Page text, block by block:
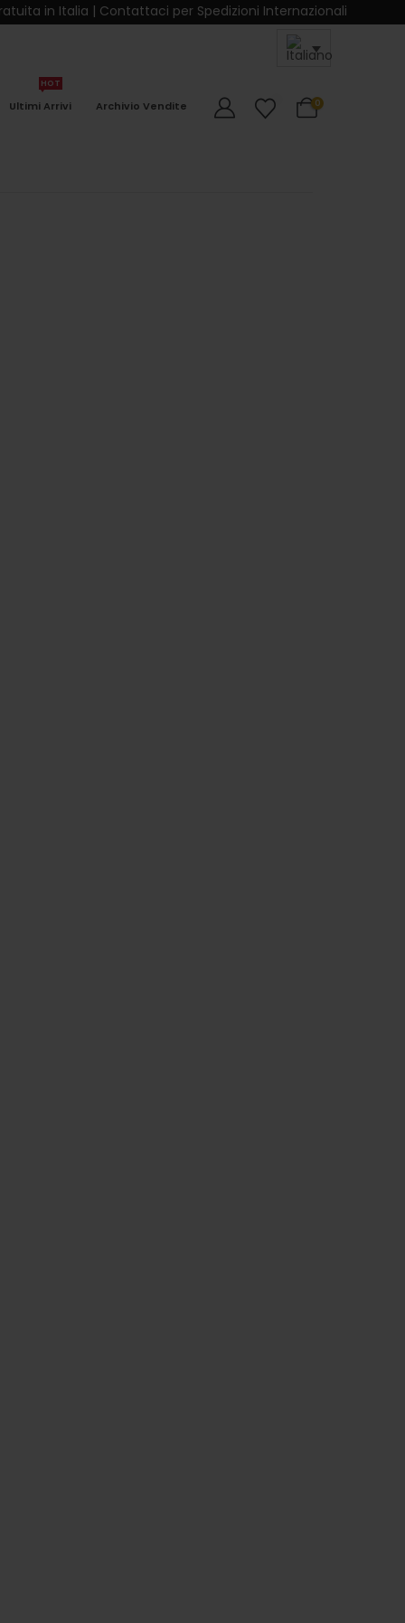
Gratuita in Italia | Contattaci per Spedizioni
Ultimi Arrivi
HOT
Archivio Vendite 0 0